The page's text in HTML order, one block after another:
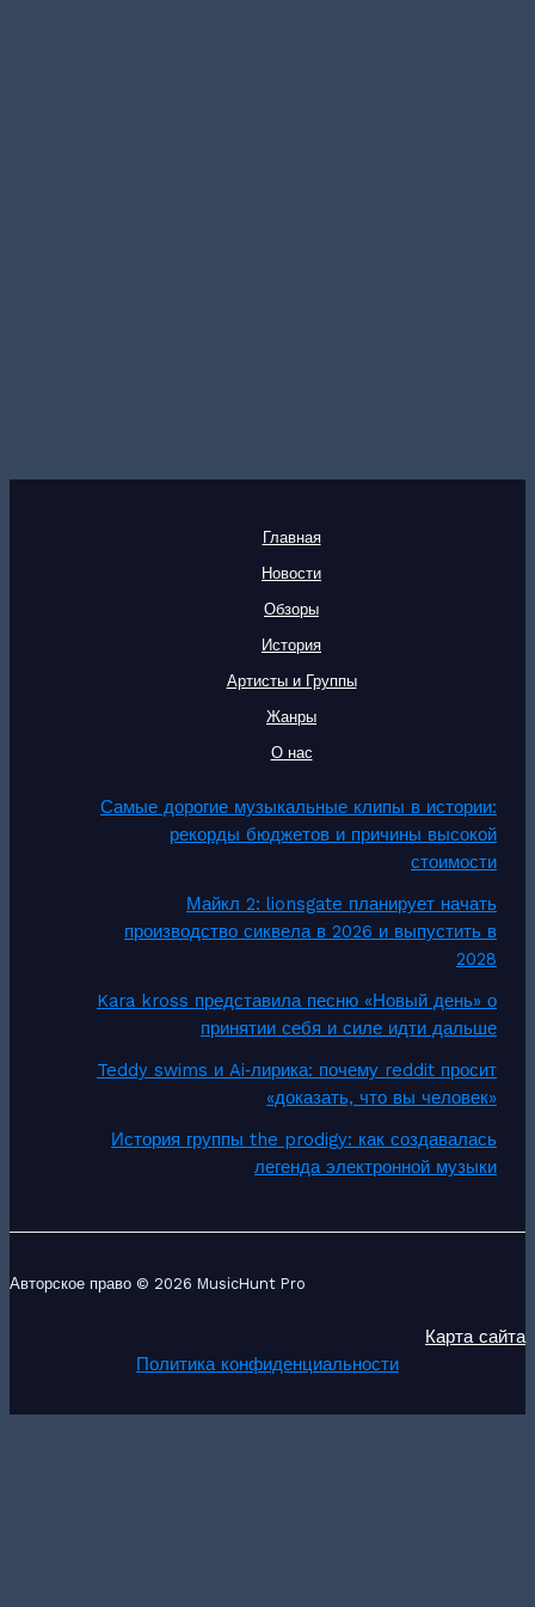
Главная
Новости
Обзоры
История
Артисты и Группы
Жанры
О нас
Самые дорогие музыкальные клипы в истории:
рекорды бюджетов и причины высокой
стоимости
Майкл 2: lionsgate планирует начать
производство сиквела в 2026 и выпустить в
2028
Kara kross представила песню «Новый день» о
принятии себя и силе идти дальше
Teddy swims и Ai‑лирика: почему reddit просит
«доказать, что вы человек»
История группы the prodigy: как создавалась
легенда электронной музыки
Авторское право © 2026 MusicHunt Pro
Карта сайта
Политика конфиденциальности